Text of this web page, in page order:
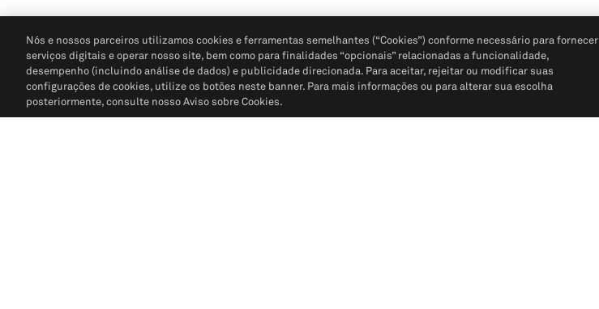
Nós e nossos parceiros utilizamos cookies e ferramentas semelhantes (“Cookies”) conforme necessário para fornecer
serviços digitais e operar nosso site, bem como para finalidades “opcionais” relacionadas a funcionalidade,
desempenho (incluindo análise de dados) e publicidade direcionada. Para aceitar, rejeitar ou modificar suas
configurações de cookies, utilize os botões neste banner. Para mais informações ou para alterar sua escolha
posteriormente, consulte nosso Aviso sobre Cookies.